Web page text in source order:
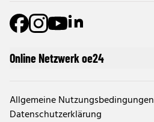
Online Netzwerk oe24
Allgemeine Nutzungsbedingungen
Datenschutzerklärung